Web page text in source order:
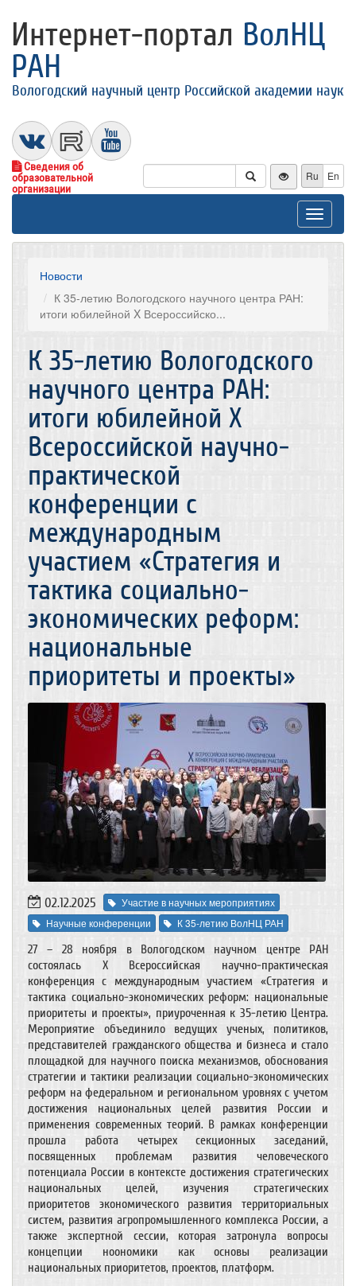
Интернет-портал ВолНЦ
РАН
Вологодский научный центр Российской академии наук
Сведения об
образовательной
организации
Ru En
Toggle
Новости
К 35-летию Вологодского научного центра РАН:
итоги юбилейной X Всероссийско...
К 35-летию Вологодского
научного центра РАН:
итоги юбилейной X
Всероссийской научно-
практической
конференции с
международным
участием «Стратегия и
тактика социально-
экономических реформ:
национальные
приоритеты и проекты»
02.12.2025
Участие в научных мероприятиях
Научные конференции
К 35-летию ВолНЦ РАН
27 – 28 ноября в Вологодском научном центре РАН
состоялась X Всероссийская научно-практическая
конференция с международным участием «Стратегия и
тактика социально-экономических реформ: национальные
приоритеты и проекты», приуроченная к 35-летию Центра.
Мероприятие объединило ведущих ученых, политиков,
представителей гражданского общества и бизнеса и стало
площадкой для научного поиска механизмов, обоснования
стратегии и тактики реализации социально-экономических
реформ на федеральном и региональном уровнях с учетом
достижения национальных целей развития России и
применения современных теорий. В рамках конференции
прошла работа четырех секционных заседаний,
посвященных проблемам развития человеческого
потенциала России в контексте достижения стратегических
национальных целей, изучения стратегических
приоритетов экономического развития территориальных
систем, развития агропромышленного комплекса России, а
также экспертной сессии, которая затронула вопросы
концепции ноономики как основы реализации
национальных приоритетов, проектов, платформ.